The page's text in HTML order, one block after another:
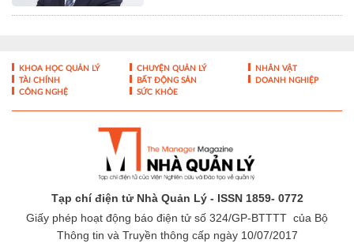
KHOA HỌC QUẢN LÝ CHUYỆN QUẢN LÝ
NHÂN VẬT
TÀI CHÍNH
BẤT ĐỘNG SẢN
DOANH NGHIỆP
CÔNG NGHỆ
SỨC KHỎE
Tạp chí điện tử Nhà Quản Lý - ISSN 1859- 0772
Giấy phép hoạt động báo điện tử số 324/GP-BTTTT của Bộ
Thông tin và Truyền thông cấp ngày 10/07/2017